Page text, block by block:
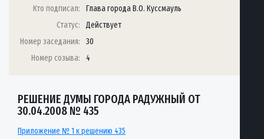
Кто подписал:
Глава города В.О. Куссмауль
Статус:
Действует
Номер заседания:
30
Номер созыва:
4
РЕШЕНИЕ ДУМЫ ГОРОДА РАДУЖНЫЙ ОТ
30.04.2008 № 435
Приложение № 1 к решению 435